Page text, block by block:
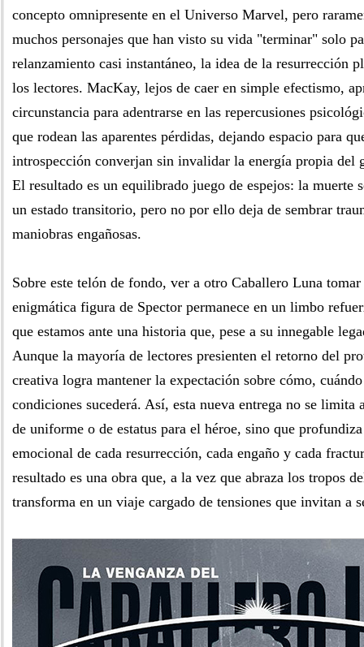
concepto omnipresente en el Universo Marvel, pero
muchos personajes que han visto su vida "terminar" solo
relanzamiento casi instantáneo, la idea de la resurrección
los lectores. MacKay, lejos de caer en simple efectismo,
circunstancia para adentrarse en las repercusiones
que rodean las aparentes pérdidas, dejando espacio para
introspección converjan sin invalidar la energía propia del
El resultado es un equilibrado juego de espejos: la muerte
un estado transitorio, pero no por ello deja de sembrar
maniobras engañosas.
Sobre este telón de fondo, ver a otro Caballero Luna
enigmática figura de Spector permanece en un limbo
que estamos ante una historia que, pese a su innegable
Aunque la mayoría de lectores presienten el retorno del
creativa logra mantener la expectación sobre cómo,
condiciones sucederá. Así, esta nueva entrega no se limita
de uniforme o de estatus para el héroe, sino que
emocional de cada resurrección, cada engaño y cada
resultado es una obra que, a la vez que abraza los tropos
transforma en un viaje cargado de tensiones que invitan a